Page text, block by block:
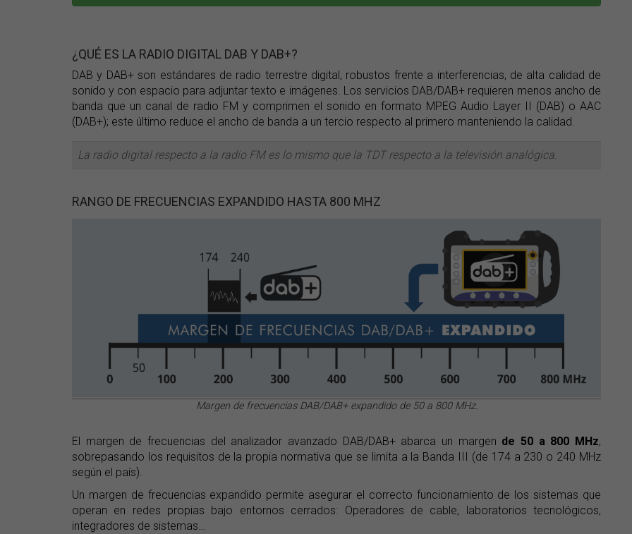
¿QUÉ ES LA RADIO DIGITAL DAB Y DAB+?
DAB y DAB+ son estándares de radio terrestre digital, robustos frente a interferencias, de alta calidad de
sonido y con espacio para adjuntar texto e imágenes. Los servicios DAB/DAB+ requieren menos ancho de
banda que un canal de radio FM y comprimen el sonido en formato MPEG Audio Layer II (DAB) o AAC
(DAB+); este último reduce el ancho de banda a un tercio respecto al primero manteniendo la calidad.
La radio digital respecto a la radio FM es lo mismo que la TDT respecto a la televisión analógica.
RANGO DE FRECUENCIAS EXPANDIDO HASTA 800 MHZ
Margen de frecuencias DAB/DAB+ expandido de 50 a 800 MHz.
El margen de frecuencias del analizador avanzado DAB/DAB+ abarca un margen de 50 a 800 MHz,
sobrepasando los requisitos de la propia normativa que se limita a la Banda III (de 174 a 230 o 240 MHz
según el país).
Un margen de frecuencias expandido permite asegurar el correcto funcionamiento de los sistemas que
operan en redes propias bajo entornos cerrados: Operadores de cable, laboratorios tecnológicos,
integradores de sistemas…